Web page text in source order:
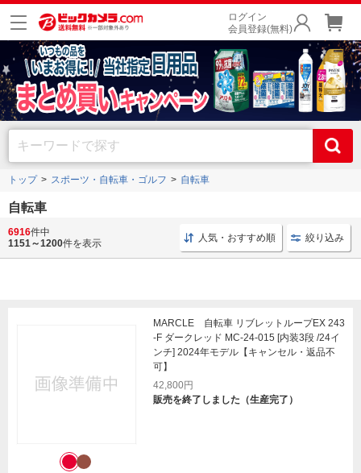
ログイン
会員登録(無料)
トップ スポーツ・自転車・ゴルフ 自転車
自転車
こども用 自転車 ブリヂストン 自転車 折りたたみ自
6916件中
1151～1200件を表示 人気・おすすめ順 絞り込み
MARCLE 自転車 リブレットループEX 243
-F ダークレッド MC-24-015 [内装3段 /24イ
ンチ] 2024年モデル【キャンセル・返品不
可】
42,800円
販売を終了しました（生産完了）